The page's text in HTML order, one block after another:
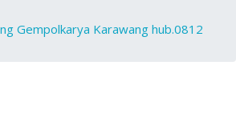
Gempolkarya Karawang hub.0812